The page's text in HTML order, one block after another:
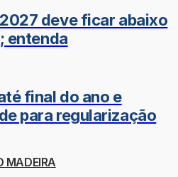
deve ficar abaixo
entenda
final do ano e
para regularização
MADEIRA